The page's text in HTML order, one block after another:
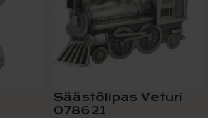
Säästölipas Veturi
078621